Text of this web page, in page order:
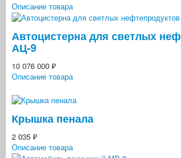
Описание товара
Автоцистерна для светлых
АЦ-9
10 076 000 ₽
Описание товара
Крышка пенала
2 035 ₽
Описание товара